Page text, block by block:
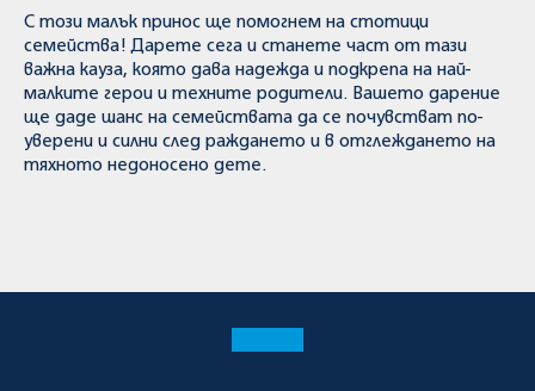
С този малък принос ще помогнем на стотици
семейства! Дарете сега и станете част от тази
важна кауза, която дава надежда и подкрепа на най-
малките герои и техните родители. Вашето дарение
ще даде шанс на семействата да се почувстват по-
уверени и силни след раждането и в отглеждането на
тяхното недоносено дете.